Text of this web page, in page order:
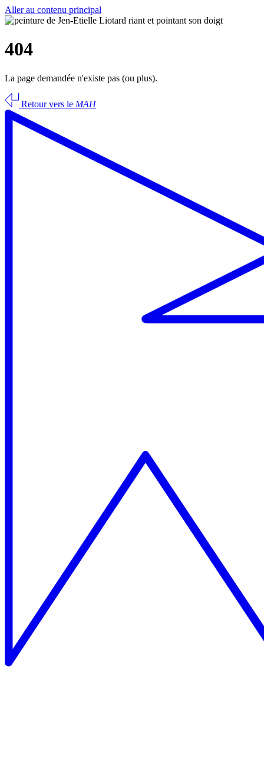
Aller au contenu principal
404
La page demandée n'existe pas (ou plus).
Retour vers le MAH